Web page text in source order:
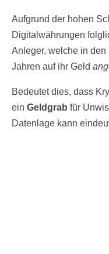
Aufgrund der hohen
Digitalwährungen
Anleger, welche in
Jahren auf ihr Geld
Bedeutet dies, dass
ein Geldgrab für
Datenlage kann